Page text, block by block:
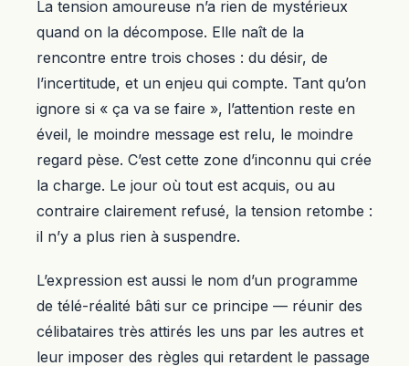
La tension amoureuse n’a rien de mystérieux
quand on la décompose. Elle naît de la
rencontre entre trois choses : du désir, de
l’incertitude, et un enjeu qui compte. Tant qu’on
ignore si « ça va se faire », l’attention reste en
éveil, le moindre message est relu, le moindre
regard pèse. C’est cette zone d’inconnu qui crée
la charge. Le jour où tout est acquis, ou au
contraire clairement refusé, la tension retombe :
il n’y a plus rien à suspendre.
L’expression est aussi le nom d’un programme
de télé-réalité bâti sur ce principe — réunir des
célibataires très attirés les uns par les autres et
leur imposer des règles qui retardent le passage